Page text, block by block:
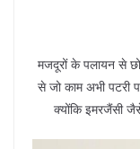
मजदूरों के पलायन से
से जो काम अभी पटरी
क्योंकि इमरजैंसी